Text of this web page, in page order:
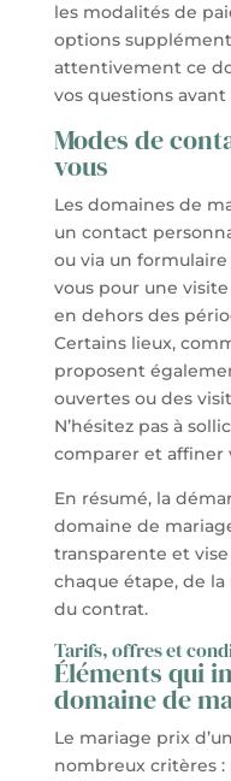
les modalités de
options
attentivement ce
vos questions
Modes de
vous
Les domaines de
un contact
ou via un
vous pour une
en dehors des
Certains lieux,
proposent
ouvertes ou des
N’hésitez pas à
comparer et affiner
En résumé, la
domaine de
transparente et
chaque étape, de
du contrat.
Tarifs, offres et
Éléments qui
domaine de
Le mariage prix
nombreux critères :